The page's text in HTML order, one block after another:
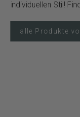
individuellen Stil!
alle Produkte